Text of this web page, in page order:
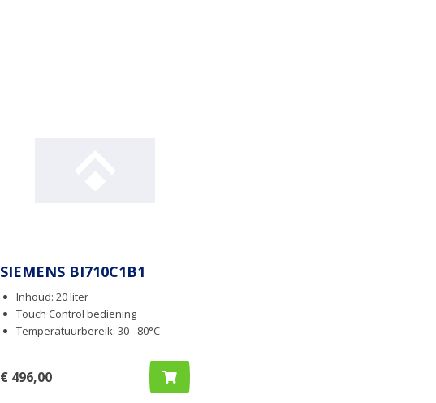
SIEMENS BI710C1B1
Inhoud: 20 liter
Touch Control bediening
Temperatuurbereik: 30 - 80°C
€ 496,00